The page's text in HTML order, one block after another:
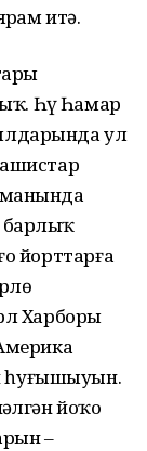
итә.
Һүҙ Һамар
ул
барлыҡ
йорттарға
Харборҙы
һуғышыуын.
йоҡо
–